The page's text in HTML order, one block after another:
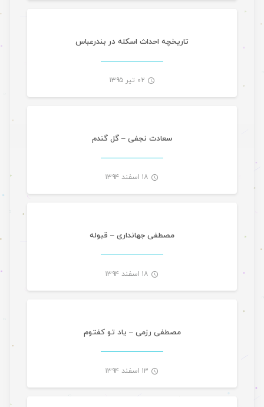
تاریخچه احداث اسکله در بندرعباس
۰۲ تیر ۱۳۹۵ موسیقی تازه های هرمزگانی
سعادت نجفی – گل گندم
۱۸ اسفند ۱۳۹۴ موسیقی تازه های هرمزگانی
مصطفی جهانداری – قبوله
۱۸ اسفند ۱۳۹۴ موسیقی تازه های هرمزگانی
مصطفی رزمی – یاد تو کفتوم
۱۳ اسفند ۱۳۹۴ موسیقی تازه های هرمزگانی